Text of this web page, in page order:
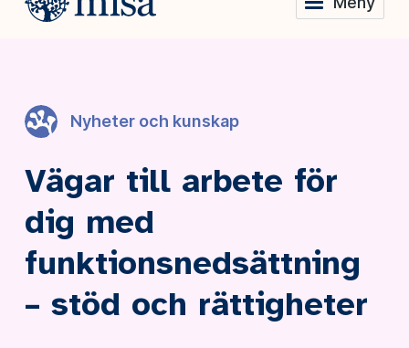
Nyheter och kunskap
Vägar till arbete för
dig med
funktionsnedsättning
– stöd och rättigheter